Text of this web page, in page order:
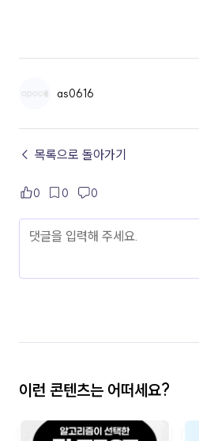
as0616
← 목록으로 돌아가기
0 0 0
이런 콘텐츠는 어떠세요?